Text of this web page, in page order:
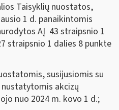
Taisyklių nuostatos,
1 d. panaikintomis
AĮ 43 straipsnio 1
straipsnio 1 dalies 8 punkte
susijusiomis su
akcizų
nuo 2024 m. kovo 1 d.;